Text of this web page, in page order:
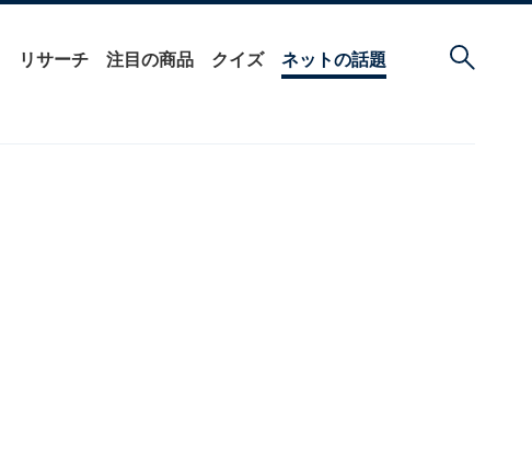
リサーチ 注目の商品 クイズ ネットの話題